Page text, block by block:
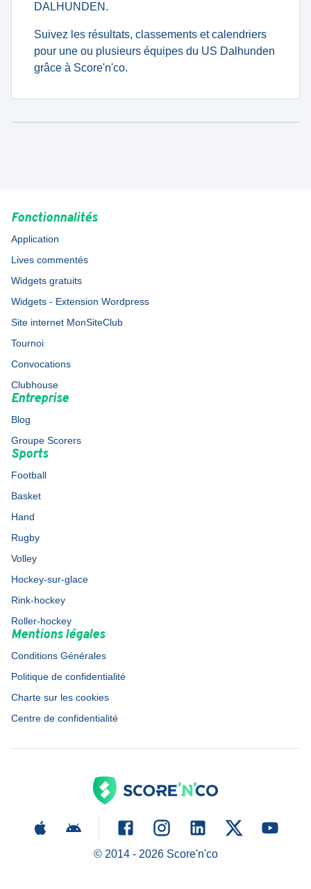
DALHUNDEN.
Suivez les résultats, classements et calendriers
pour une ou plusieurs équipes du US Dalhunden
grâce à Score'n'co.
Fonctionnalités
Application
Lives commentés
Widgets gratuits
Widgets - Extension Wordpress
Site internet MonSiteClub
Tournoi
Convocations
Clubhouse
Entreprise
Blog
Groupe Scorers
Sports
Football
Basket
Hand
Rugby
Volley
Hockey-sur-glace
Rink-hockey
Roller-hockey
Mentions légales
Conditions Générales
Politique de confidentialité
Charte sur les cookies
Centre de confidentialité
© 2014 - 2026Score'n'co